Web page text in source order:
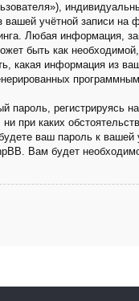
учётной записи
Любая информация,
быть как необходимой,
какая информация из
регистрируясь
при каких
ваш пароль к вашей
Вам будет